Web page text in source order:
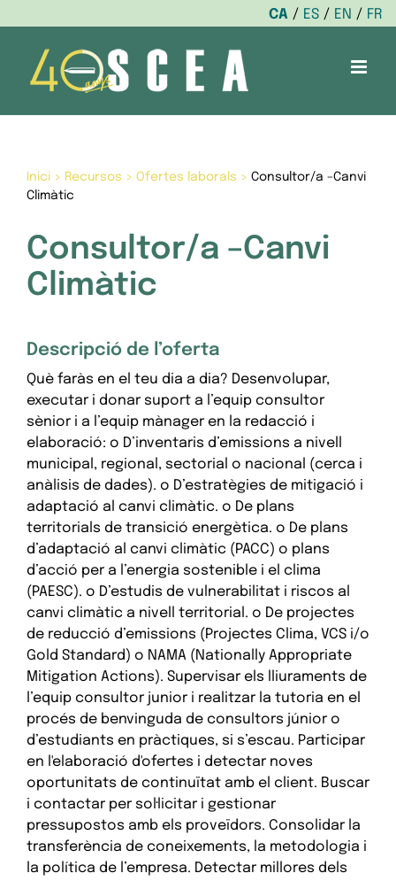
CA ES EN
FR
content
Inici> Recursos > Ofertes laborals > Consultor/a –Canvi
Climàtic
Consultor/a –Canvi
Climàtic
Descripció de l’oferta
Què faràs en el teu dia a dia? Desenvolupar,
executar i donar suport a l’equip consultor
sènior i a l’equip mànager en la redacció i
elaboració: o D’inventaris d’emissions a nivell
municipal, regional, sectorial o nacional (cerca i
anàlisis de dades). o D’estratègies de mitigació i
adaptació al canvi climàtic. o De plans
territorials de transició energètica. o De plans
d’adaptació al canvi climàtic (PACC) o plans
d’acció per a l’energia sostenible i el clima
(PAESC). o D’estudis de vulnerabilitat i riscos al
canvi climàtic a nivell territorial. o De projectes
de reducció d’emissions (Projectes Clima, VCS i/o
Gold Standard) o NAMA (Nationally Appropriate
Mitigation Actions). Supervisar els lliuraments de
l’equip consultor junior i realitzar la tutoria en el
procés de benvinguda de consultors júnior o
d’estudiants en pràctiques, si s’escau. Participar
en l'elaboració d'ofertes i detectar noves
oportunitats de continuïtat amb el client. Buscar
i contactar per sol·licitar i gestionar
pressupostos amb els proveïdors. Consolidar la
transferència de coneixements, la metodologia i
la política de l’empresa. Detectar millores dels